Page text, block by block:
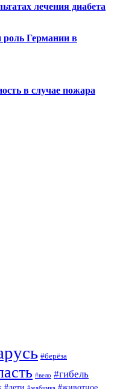
лечения диабета
Германии в
в случае пожара
#берёза
#вело #гибель